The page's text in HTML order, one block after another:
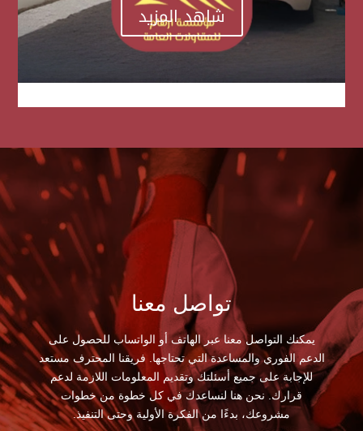
شاهد المزيد
تواصل معنا
يمكنك التواصل معنا عبر الهاتف أو الواتساب للحصول على
الدعم الفوري والمساعدة التي تحتاجها. فريقنا المحترف مستعد
للإجابة على جميع أسئلتك وتقديم المعلومات اللازمة لدعم
قرارك. نحن هنا لنساعدك في كل خطوة من خطوات
مشروعك، بدءًا من الفكرة الأولية وحتى التنفيذ.